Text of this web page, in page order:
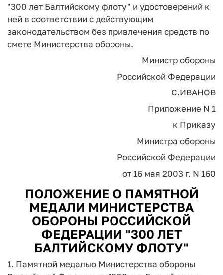
"300 лет Балтийскому флоту" и удостоверений к
ней в соответствии с действующим
законодательством без привлечения средств по
смете Министерства обороны.
Министр обороны
Российской Федерации
С.ИВАНОВ
Приложение N 1
к Приказу
Министра обороны
Российской Федерации
от 16 мая 2003 г. N 160
ПОЛОЖЕНИЕ О ПАМЯТНОЙ
МЕДАЛИ МИНИСТЕРСТВА
ОБОРОНЫ РОССИЙСКОЙ
ФЕДЕРАЦИИ "300 ЛЕТ
БАЛТИЙСКОМУ ФЛОТУ"
1. Памятной медалью Министерства обороны